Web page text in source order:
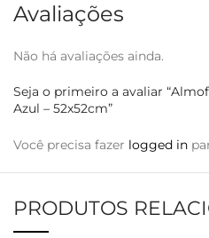
Avaliações
Não há avaliações ainda.
Seja o primeiro a avaliar
Azul – 52x52cm”
Você precisa fazer logged in
PRODUTOS